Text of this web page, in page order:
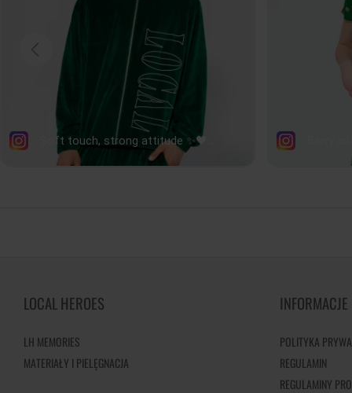
LOCAL HEROES
LH MEMORIES
MATERIAŁY I PIELĘGNACJA
INFORMACJE
POLITYKA
REGULAMIN
REGULAMINY